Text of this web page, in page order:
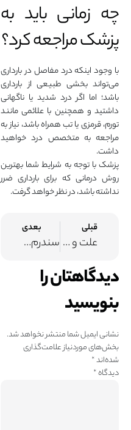
چه زمانی باید به
پزشک مراجعه کرد؟
با وجود اینکه درد مفاصل در بارداری
می‌تواند بخشی طبیعی از بارداری
باشد؛ اما اگر درد شدید یا ناگهانی
داشتید و همچنین با علائمی مانند
تورم، قرمزی یا تب همراه باشد، نیاز به
مراجعه به متخصص درد خواهید
داشت.
پزشک با توجه به شرایط شما بهترین
روش درمانی که برای بارداری ضرر
نداشته باشد، در نظر خواهد گرفت.
قبلی
علت و درمان ورم پشت زانو
بعدی
سندرم دکرون چیست و چه علائمی دارد
دیدگاهتان را
بنویسید
نشانی ایمیل شما منتشر نخواهد شد.
بخش‌های موردنیاز علامت‌گذاری
شده‌اند*
دیدگاه*